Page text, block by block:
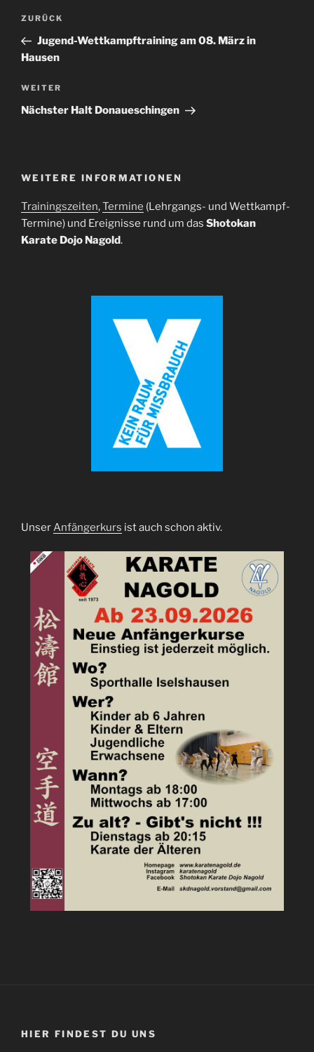
Beitragsnavigation
Vorheriger
Beitrag
ZURÜCK
Jugend-Wettkampftraining am 08. März in
Hausen
Nächster
Beitrag
WEITER
Nächster Halt Donaueschingen
WEITERE INFORMATIONEN
Trainingszeiten,Termine (Lehrgangs- und Wettkampf-
Termine) und Ereignisse rund um das Shotokan
Karate Dojo Nagold.
UnserAnfängerkurs ist auch schon aktiv.
HIER FINDEST DU UNS